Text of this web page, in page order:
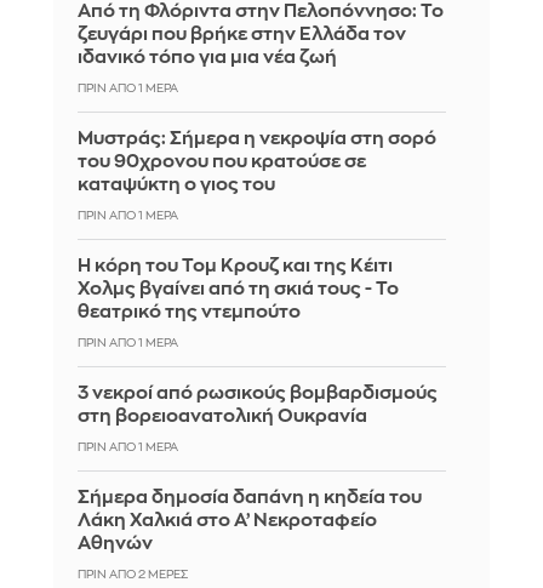
Από τη Φλόριντα στην Πελοπόννησο: Το
ζευγάρι που βρήκε στην Ελλάδα τον
ιδανικό τόπο για μια νέα ζωή
ΠΡΙΝ ΑΠΌ 1 ΜΈΡΑ
Mυστράς: Σήμερα η νεκροψία στη σορό
του 90χρονου που κρατούσε σε
καταψύκτη ο γιος του
ΠΡΙΝ ΑΠΌ 1 ΜΈΡΑ
Η κόρη του Τομ Κρουζ και της Κέιτι
Χολμς βγαίνει από τη σκιά τους - Το
θεατρικό της ντεμπούτο
ΠΡΙΝ ΑΠΌ 1 ΜΈΡΑ
3 νεκροί από ρωσικούς βομβαρδισμούς
στη βορειοανατολική Ουκρανία
ΠΡΙΝ ΑΠΌ 1 ΜΈΡΑ
Σήμερα δημοσία δαπάνη η κηδεία του
Λάκη Χαλκιά στο Α’ Νεκροταφείο
Αθηνών
ΠΡΙΝ ΑΠΌ 2 ΜΈΡΕΣ